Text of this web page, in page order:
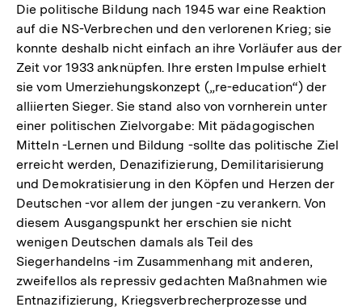
Die politische Bildung nach 1945 war eine Reaktion
auf die NS-Verbrechen und den verlorenen Krieg; sie
konnte deshalb nicht einfach an ihre Vorläufer aus der
Zeit vor 1933 anknüpfen. Ihre ersten Impulse erhielt
sie vom Umerziehungskonzept („re-education“) der
alliierten Sieger. Sie stand also von vornherein unter
einer politischen Zielvorgabe: Mit pädagogischen
Mitteln -Lernen und Bildung -sollte das politische Ziel
erreicht werden, Denazifizierung, Demilitarisierung
und Demokratisierung in den Köpfen und Herzen der
Deutschen -vor allem der jungen -zu verankern. Von
diesem Ausgangspunkt her erschien sie nicht
wenigen Deutschen damals als Teil des
Siegerhandelns -im Zusammenhang mit anderen,
zweifellos als repressiv gedachten Maßnahmen wie
Entnazifizierung, Kriegsverbrecherprozesse und